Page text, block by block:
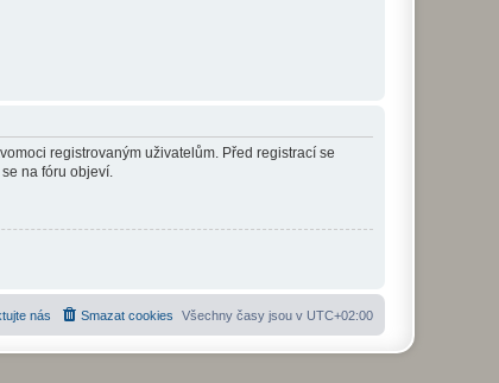
registrovaným uživatelům. Před registrací se
na fóru objeví.
Všechny časy jsou v UTC+02:00
Smazat cookies
nás